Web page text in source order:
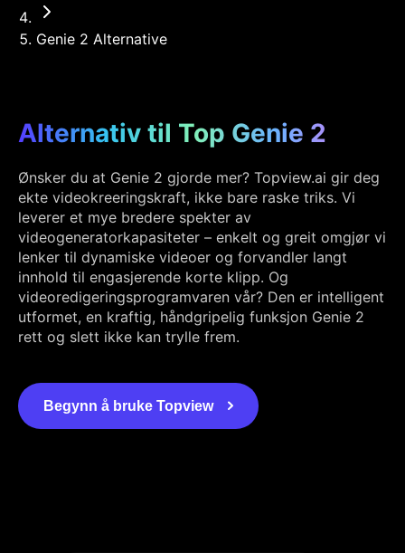
Genie 2 Alternative
Alternativ til Top Genie 2
Ønsker du at Genie 2 gjorde mer? Topview.ai gir deg
ekte videokreeringskraft, ikke bare raske triks. Vi
leverer et mye bredere spekter av
videogeneratorkapasiteter – enkelt og greit omgjør vi
lenker til dynamiske videoer og forvandler langt
innhold til engasjerende korte klipp. Og
videoredigeringsprogramvaren vår? Den er intelligent
utformet, en kraftig, håndgripelig funksjon Genie 2
rett og slett ikke kan trylle frem.
Begynn å bruke Topview